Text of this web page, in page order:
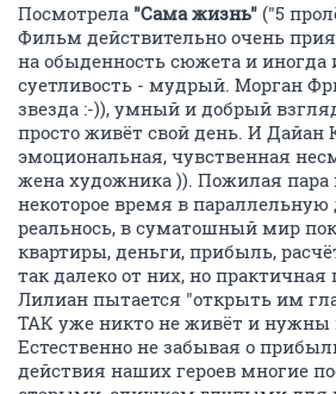
Посмотрела "Сама жизнь" ("5
Фильм действительно очень
на обыденность сюжета и
суетливость - мудрый. Морган
звезда :-)), умный и добрый
просто живёт свой день. И Дайан
эмоциональная, чувственная
жена художника )). Пожилая пара
некоторое время в параллельную
реальнось, в суматошный мир
квартиры, деньги, прибыль,
так далеко от них, но
Лилиан пытается "открыть им
ТАК уже никто не живёт и нужны
Естественно не забывая о
действия наших героев многие